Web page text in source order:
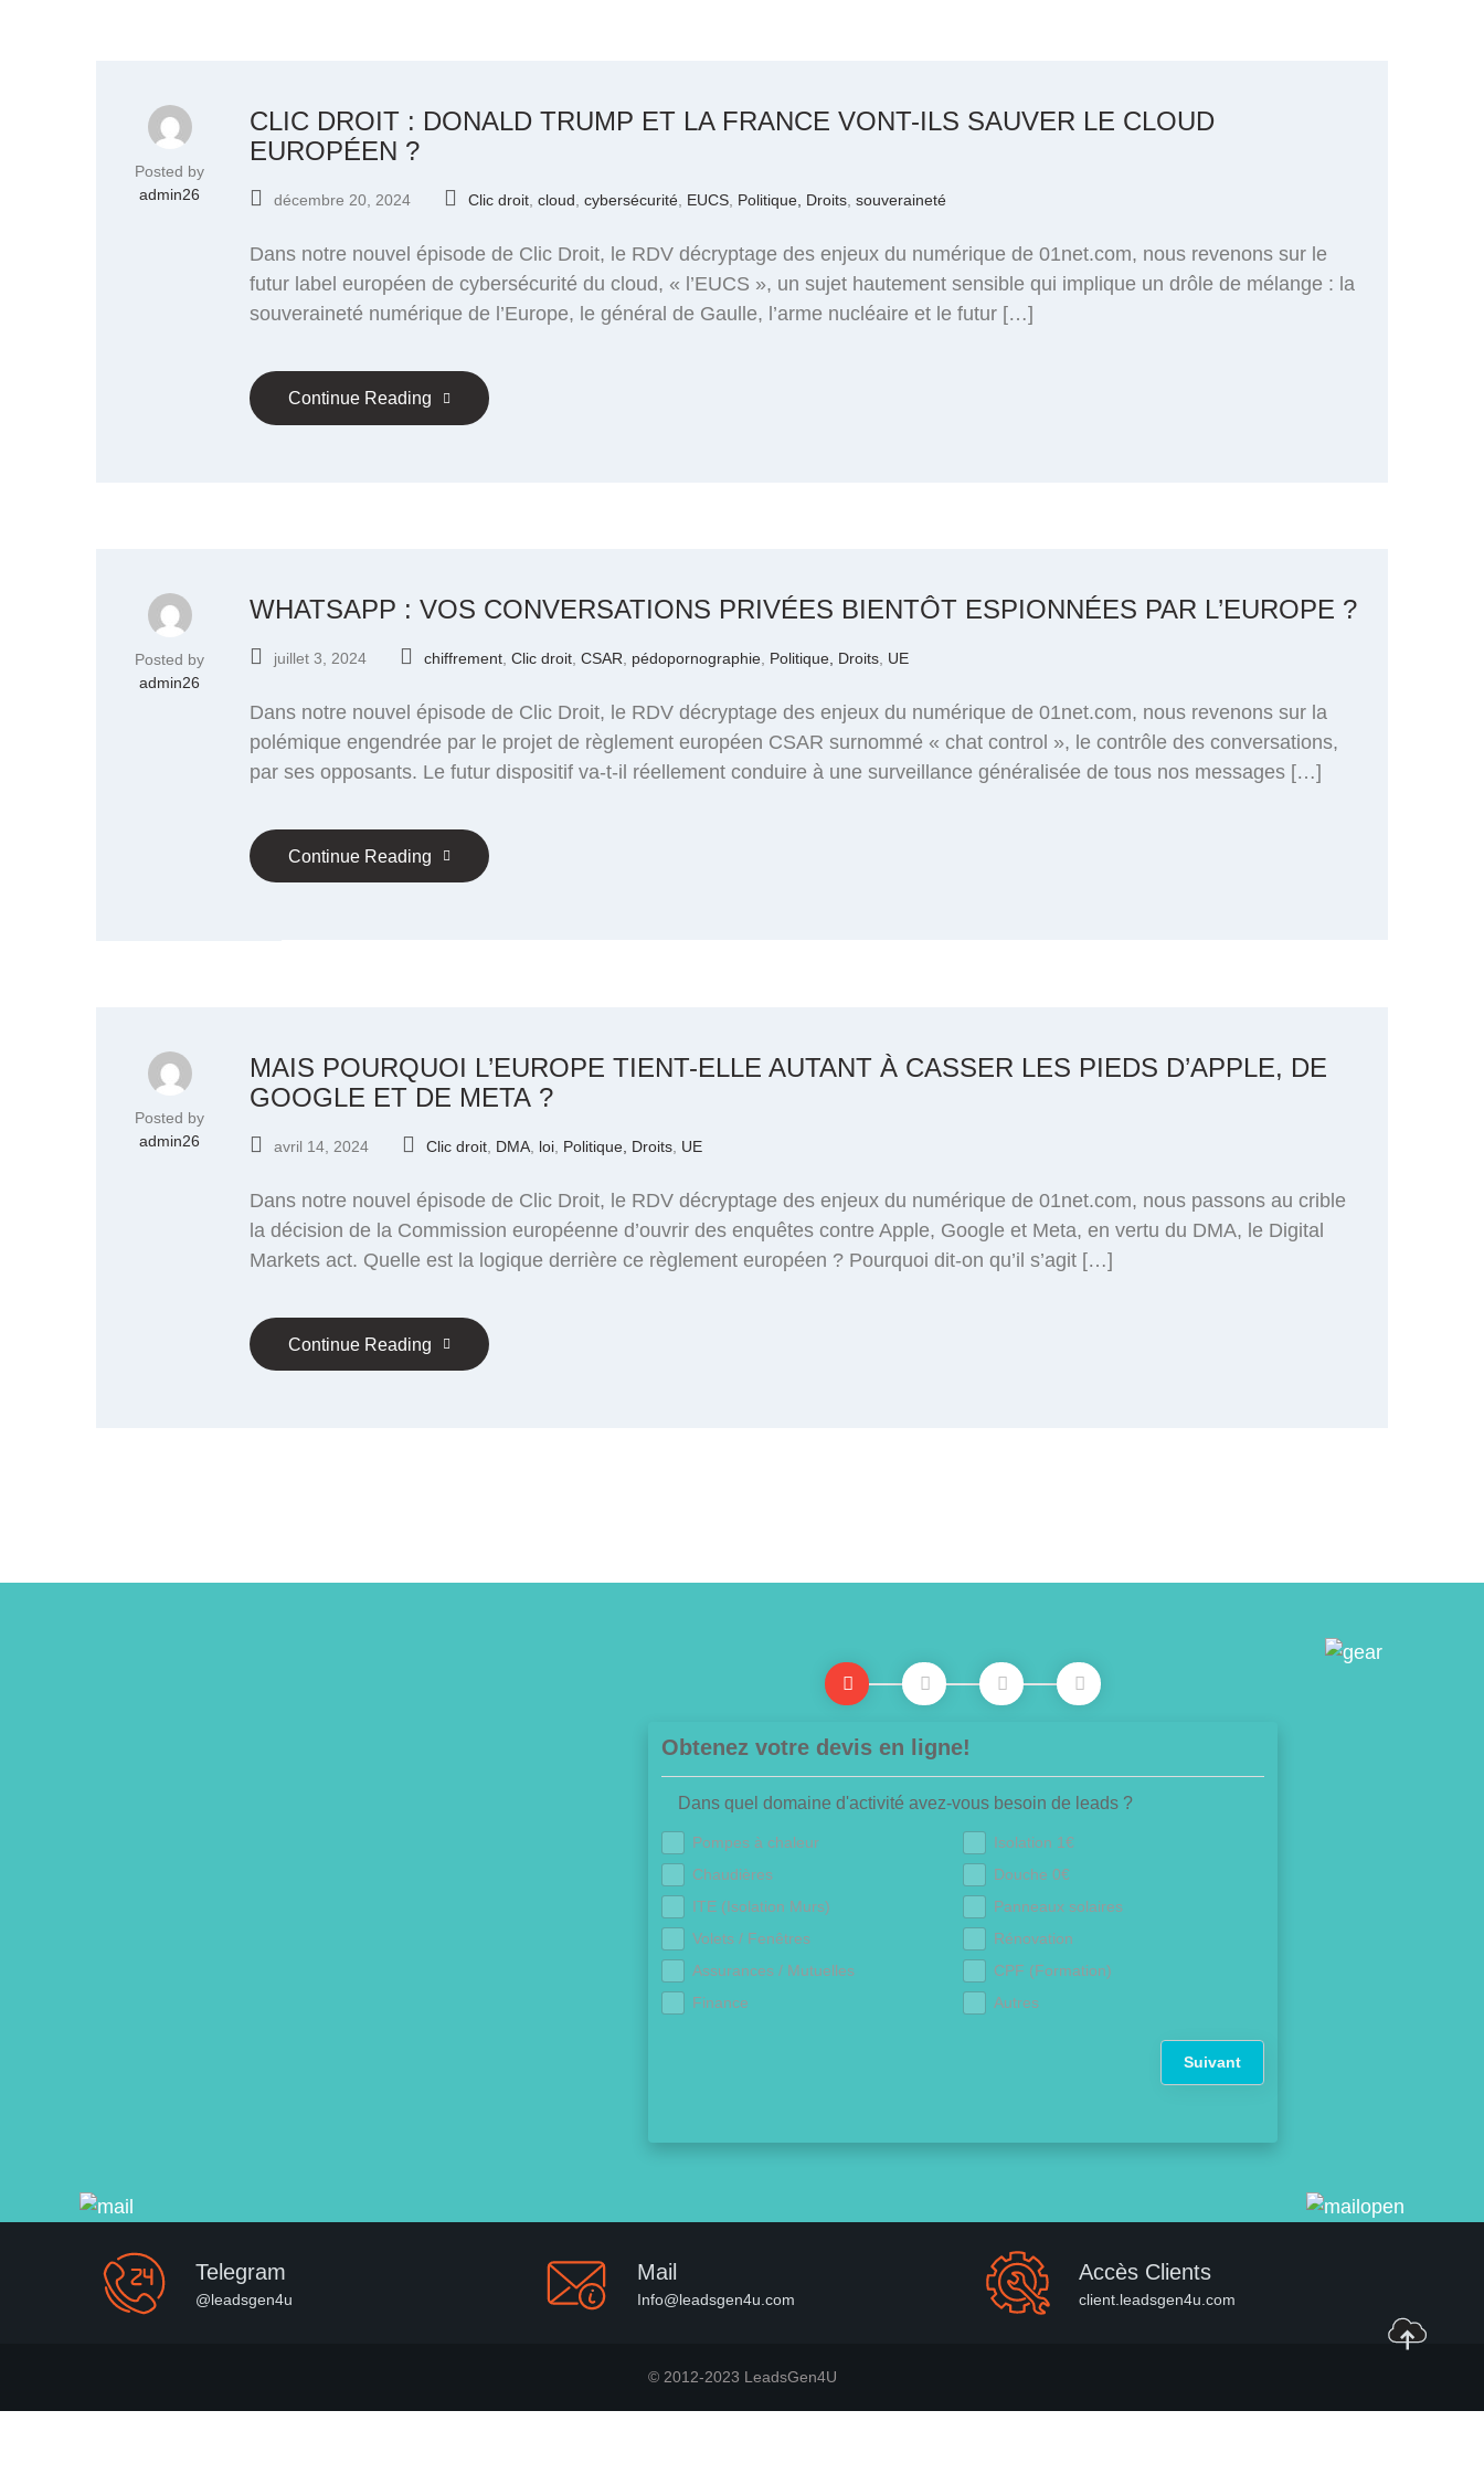
Posted by
admin26
CLIC DROIT : DONALD TRUMP ET LA FRANCE VONT-ILS SAUVER LE CLOUD
EUROPÉEN ?
décembre 20, 2024 Clic droit cloud cybersécurité EUCS Politique, Droits souveraineté
Dans notre nouvel épisode de Clic Droit, le RDV décryptage des enjeux du numérique de 01net.com, nous revenons sur le
futur label européen de cybersécurité du cloud, « l’EUCS », un sujet hautement sensible qui implique un drôle de mélange : la
souveraineté numérique de l’Europe, le général de Gaulle, l’arme nucléaire et le futur […]
Continue Reading
Posted by
admin26
WHATSAPP : VOS CONVERSATIONS PRIVÉES BIENTÔT ESPIONNÉES PAR L’EUROPE ?
juillet 3, 2024 chiffrement Clic droit CSAR pédopornographie Politique, Droits UE
Dans notre nouvel épisode de Clic Droit, le RDV décryptage des enjeux du numérique de 01net.com, nous revenons sur la
polémique engendrée par le projet de règlement européen CSAR surnommé « chat control », le contrôle des conversations,
par ses opposants. Le futur dispositif va-t-il réellement conduire à une surveillance généralisée de tous nos messages […]
Continue Reading
Posted by
admin26
MAIS POURQUOI L’EUROPE TIENT-ELLE AUTANT À CASSER LES PIEDS D’APPLE, DE
GOOGLE ET DE META ?
avril 14, 2024 Clic droit DMA loi Politique, Droits UE
Dans notre nouvel épisode de Clic Droit, le RDV décryptage des enjeux du numérique de 01net.com, nous passons au crible
la décision de la Commission européenne d’ouvrir des enquêtes contre Apple, Google et Meta, en vertu du DMA, le Digital
Markets act. Quelle est la logique derrière ce règlement européen ? Pourquoi dit-on qu’il s’agit […]
Continue Reading
Obtenez votre devis en ligne!
Dans quel domaine d'activité avez-vous besoin de leads ?
Pompes à chaleur
Isolation 1€
Chaudières
Douche 0€
ITE (Isolation Murs)
Panneaux solaires
Volets / Fenêtres
Rénovation
Assurances / Mutuelles
CPF (Formation)
Finance
Autres
Suivant
Telegram
@leadsgen4u
Mail
Info@leadsgen4u.com
Accès Clients
client.leadsgen4u.com
© 2012-2023 LeadsGen4U